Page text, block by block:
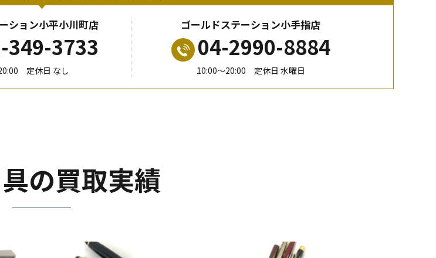
ション小平小川町店
349-3733
定休日 なし
ゴールドステーション小手指店
04-2990-8884
10:00〜20:00 定休日 水曜日
の買取実績